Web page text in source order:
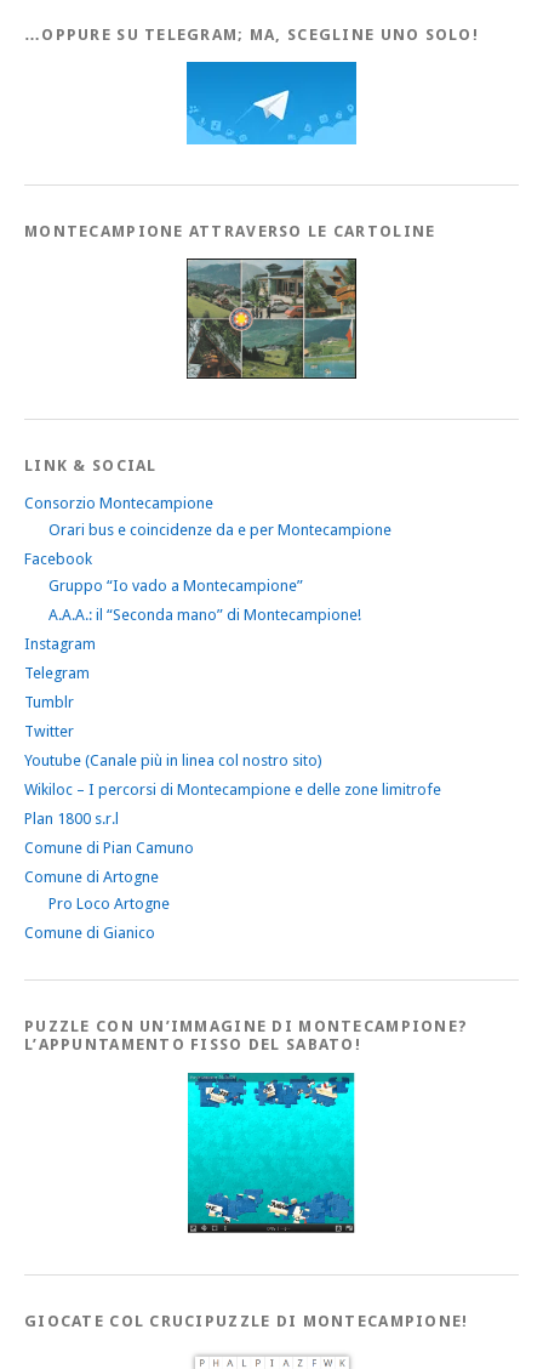
…OPPURE SU TELEGRAM; MA, SCEGLINE UNO SOLO!
MONTECAMPIONE ATTRAVERSO LE CARTOLINE
LINK & SOCIAL
Consorzio Montecampione
Orari bus e coincidenze da e per Montecampione
Facebook
Gruppo “Io vado a Montecampione”
A.A.A.: il “Seconda mano” di Montecampione!
Instagram
Telegram
Tumblr
Twitter
Youtube (Canale più in linea col nostro sito)
Wikiloc – I percorsi di Montecampione e delle zone limitrofe
Plan 1800 s.r.l
Comune di Pian Camuno
Comune di Artogne
Pro Loco Artogne
Comune di Gianico
PUZZLE CON UN’IMMAGINE DI MONTECAMPIONE?
L’APPUNTAMENTO FISSO DEL SABATO!
GIOCATE COL CRUCIPUZZLE DI MONTECAMPIONE!